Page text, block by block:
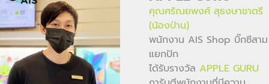
คุณศรัณยพงศ์ สุธงษาชาตรี
(น้องป่าน)
พนักงาน AIS Shop บิ๊กซีสาม
แยกปัก
ได้รับรางวัล APPLE GURU